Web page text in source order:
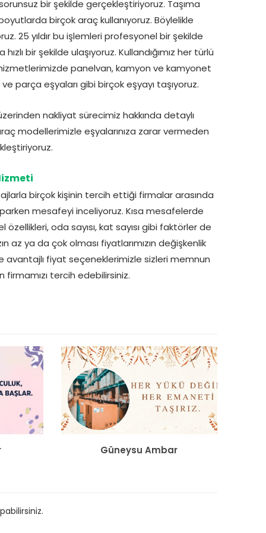
bir şekilde gerçekleştiriyoruz. Taşıma
birçok araç kullanıyoruz. Böylelikle
25 yıldır bu işlemleri profesyonel bir şekilde
bir şekilde ulaşıyoruz. Kullandığımız her türlü
hizmetlerimizde panelvan, kamyon ve kamyonet
parça eşyaları gibi birçok eşyayı taşıyoruz.
nakliyat sürecimiz hakkında detaylı
modellerimizle eşyalarınıza zarar vermeden
birçok kişinin tercih ettiği firmalar arasında
mesafeyi inceliyoruz. Kısa mesafelerde
oda sayısı, kat sayısı gibi faktörler de
az ya da çok olması fiyatlarımızın değişkenlik
fiyat seçeneklerimizle sizleri memnun
tercih edebilirsiniz.
Güneysu Ambar